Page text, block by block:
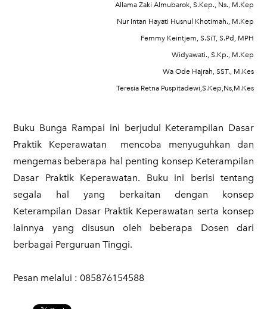
Allama Zaki Almubarok, S.Kep., Ns., M.Kep
Nur Intan Hayati Husnul Khotimah., M.Kep
Femmy Keintjem, S.SiT, S.Pd, MPH
Widyawati., S.Kp., M.Kep
Wa Ode Hajrah, SST., M.Kes
Teresia Retna Puspitadewi,S.Kep,Ns,M.Kes
Buku Bunga Rampai ini berjudul Keterampilan Dasar
Praktik Keperawatan mencoba menyuguhkan dan
mengemas beberapa hal penting konsep Keterampilan
Dasar Praktik Keperawatan. Buku ini berisi tentang
segala hal yang berkaitan dengan konsep
Keterampilan Dasar Praktik Keperawatan serta konsep
lainnya yang disusun oleh beberapa Dosen dari
berbagai Perguruan Tinggi.
​Pesan melalui : 085876154588